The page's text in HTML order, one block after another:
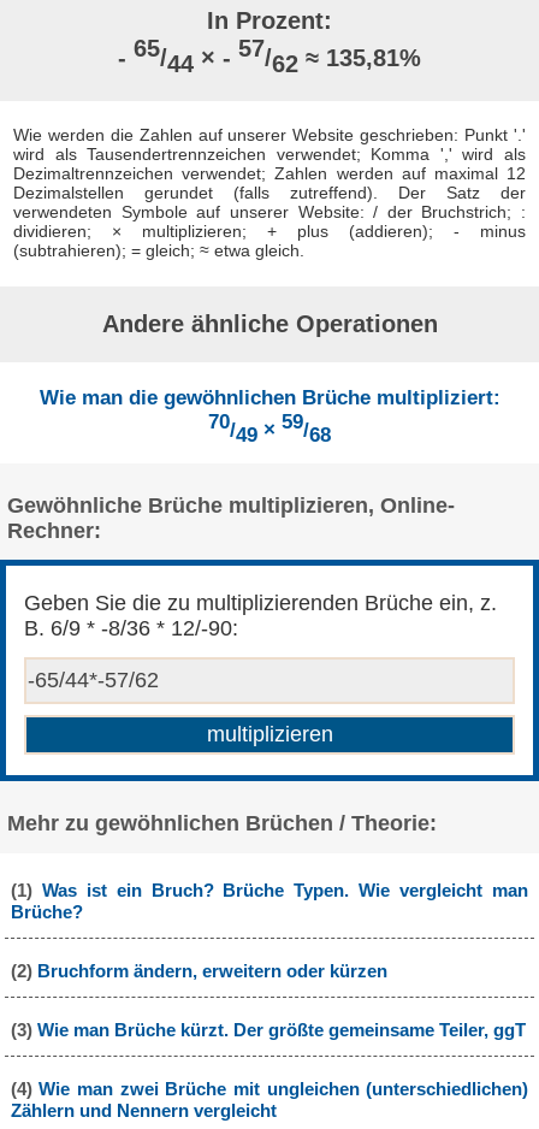
In Prozent:
- 65/44 × - 57/62 ≈ 135,81%
Wie werden die Zahlen auf unserer Website geschrieben: Punkt '.'
wird als Tausendertrennzeichen verwendet; Komma ',' wird als
Dezimaltrennzeichen verwendet; Zahlen werden auf maximal 12
Dezimalstellen gerundet (falls zutreffend). Der Satz der
verwendeten Symbole auf unserer Website: / der Bruchstrich; :
dividieren; × multiplizieren; + plus (addieren); - minus
(subtrahieren); = gleich; ≈ etwa gleich.
Andere ähnliche Operationen
Wie man die gewöhnlichen Brüche multipliziert:
70/49 × 59/68
Gewöhnliche Brüche multiplizieren, Online-
Rechner:
Geben Sie die zu multiplizierenden Brüche ein, z.
B. 6/9 * -8/36 * 12/-90:
Mehr zu gewöhnlichen Brüchen / Theorie:
(1) Was ist ein Bruch? Brüche Typen. Wie vergleicht man
Brüche?
(2) Bruchform ändern, erweitern oder kürzen
(3) Wie man Brüche kürzt. Der größte gemeinsame Teiler, ggT
(4)Wie man zwei Brüche mit ungleichen (unterschiedlichen)
Zählern und Nennern vergleicht